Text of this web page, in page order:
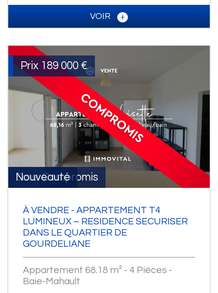
VOIR
Sous Compromis
Nouveauté
Prix 189 000 €
À VENDRE - APPARTEMENT T4
LUMINEUX – RESIDENCE SECURISER
DANS LE QUARTIER DE
GOURDELIANE
Appartement 68.18 m² - 4 Pièces -
Baie-Mahault